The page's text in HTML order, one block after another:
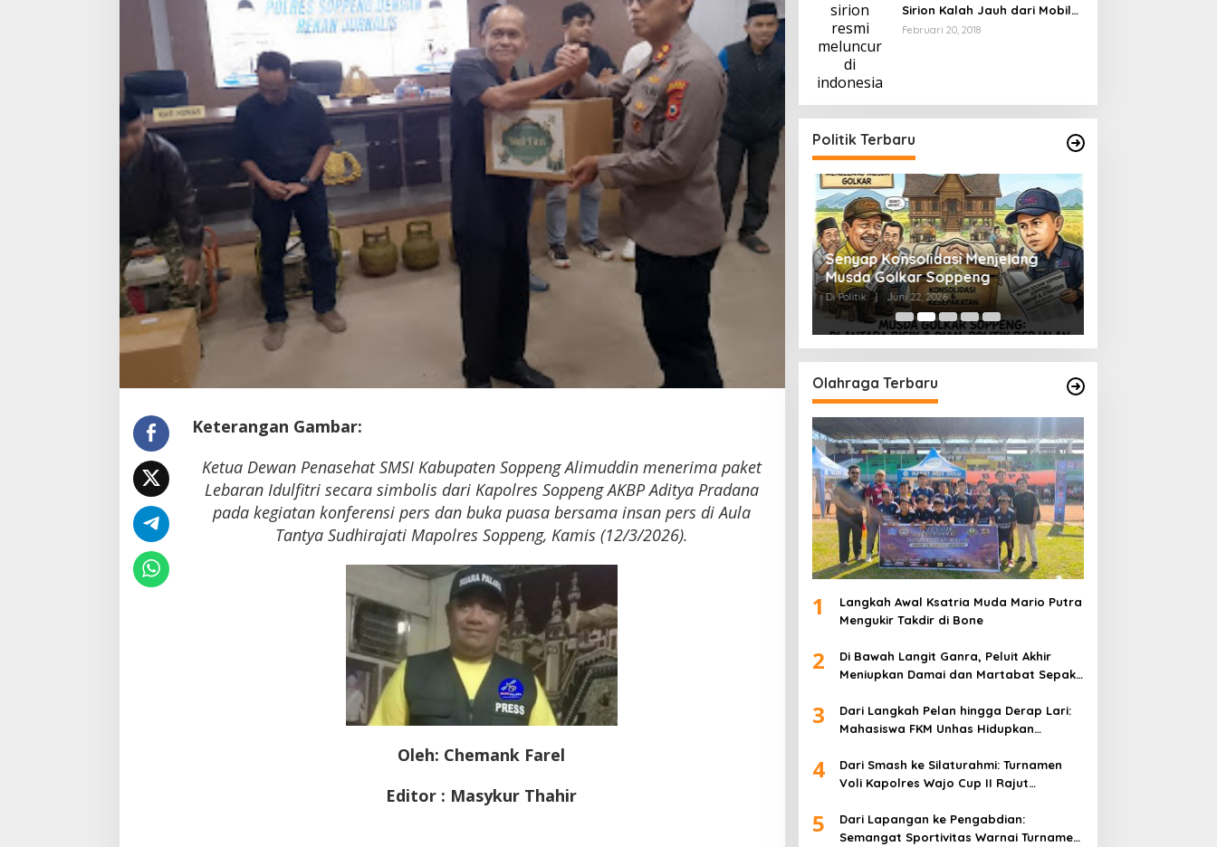
Keterangan Gambar:
Ketua Dewan Penasehat SMSI Kabupaten Soppeng Alimuddin menerima paket
Lebaran Idulfitri secara simbolis dari Kapolres Soppeng AKBP Aditya Pradana
pada kegiatan konferensi pers dan buka puasa bersama insan pers di Aula
Tantya Sudhirajati Mapolres Soppeng, Kamis (12/3/2026).
Oleh: Chemank Farel
Editor : Masykur Thahir
Sirion Kalah Jauh dari Mobil
LCGC
Februari 20, 2018
Politik Terbaru
Menanti Penerus Beringin di Bumi
Latemmamala
Juni 22, 2026
Senyap Konsolidasi Menjelang
Musda Golkar Soppeng
Di Politik | Juni 22, 2026
Olahraga Terbaru
1
Langkah Awal Ksatria Muda Mario Putra
Mengukir Takdir di Bone
2
Di Bawah Langit Ganra, Peluit Akhir
Meniupkan Damai dan Martabat Sepak
3
Dari Langkah Pelan hingga Derap Lari:
Mahasiswa FKM Unhas Hidupkan
4
Dari Smash ke Silaturahmi: Turnamen
Voli Kapolres Wajo Cup II Rajut
80
5
Dari Lapangan ke Pengabdian:
Semangat Sportivitas Warnai Turnamen